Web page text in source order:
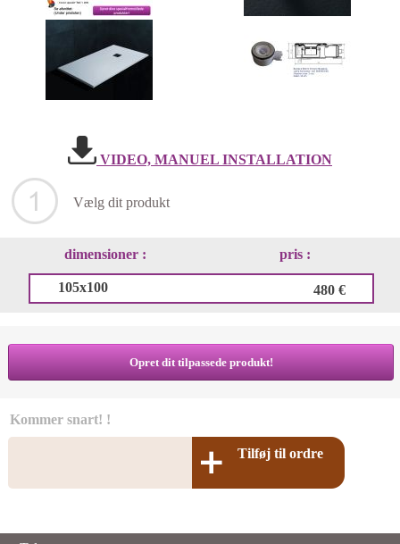
VIDEO, MANUEL INSTALLATION
Vælg dit produkt
dimensioner : pris :
105x100 480 €
Opret dit tilpassede produkt!
Kommer snart! !
Tilføj til ordre